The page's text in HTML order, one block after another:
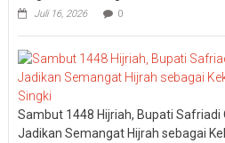
Juli 16, 2026 0
Sambut 1448 Hijriah, Bupati
Jadikan Semangat Hijrah sebagai